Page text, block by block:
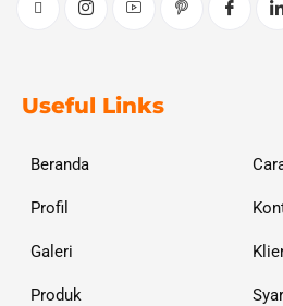
Useful Links
Beranda
Profil
Galeri
Produk